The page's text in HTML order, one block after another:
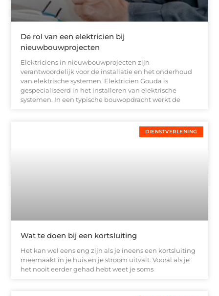
De rol van een elektricien bij
nieuwbouwprojecten
Elektriciens in nieuwbouwprojecten zijn
verantwoordelijk voor de installatie en het onderhoud
van elektrische systemen. Elektricien Gouda is
gespecialiseerd in het installeren van elektrische
systemen. In een typische bouwopdracht werkt de
DIENSTVERLENING
Wat te doen bij een kortsluiting
Het kan wel eens eng zijn als je ineens een kortsluiting
meemaakt in je huis en je stroom uitvalt. Vooral als je
het nooit eerder gehad hebt weet je soms